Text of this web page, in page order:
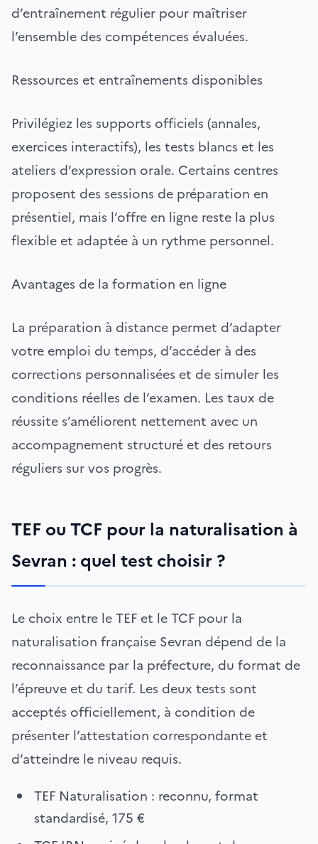
d’entraînement régulier pour maîtriser
l’ensemble des compétences évaluées.
Ressources et entraînements disponibles
Privilégiez les supports officiels (annales,
exercices interactifs), les tests blancs et les
ateliers d’expression orale. Certains centres
proposent des sessions de préparation en
présentiel, mais l’offre en ligne reste la plus
flexible et adaptée à un rythme personnel.
Avantages de la formation en ligne
La préparation à distance permet d’adapter
votre emploi du temps, d’accéder à des
corrections personnalisées et de simuler les
conditions réelles de l’examen. Les taux de
réussite s’améliorent nettement avec un
accompagnement structuré et des retours
réguliers sur vos progrès.
TEF ou TCF pour la naturalisation à
Sevran : quel test choisir ?
Le choix entre le TEF et le TCF pour la
naturalisation française Sevran dépend de la
reconnaissance par la préfecture, du format de
l’épreuve et du tarif. Les deux tests sont
acceptés officiellement, à condition de
présenter l’attestation correspondante et
d’atteindre le niveau requis.
TEF Naturalisation : reconnu, format
standardisé, 175 €